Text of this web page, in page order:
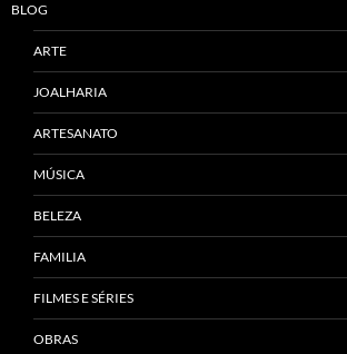
BLOG
ARTE
JOALHARIA
ARTESANATO
MÚSICA
BELEZA
FAMILIA
FILMES E SÉRIES
OBRAS